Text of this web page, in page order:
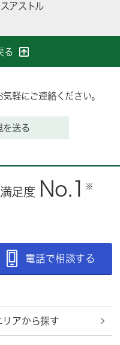
アストル
る
軽にご連絡ください。
を送る
足度 No.1 ※
電話で相談する
リアから探す